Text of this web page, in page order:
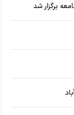
برگزار شد